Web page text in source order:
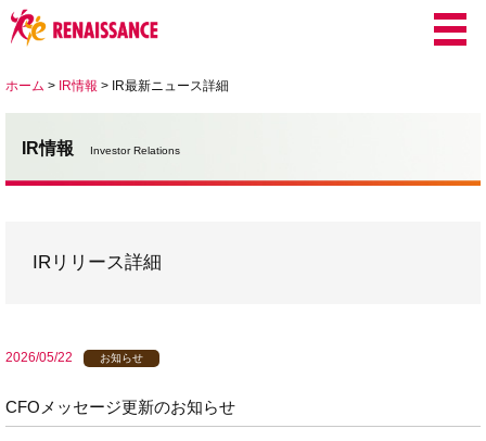
ホーム > IR情報 > IR最新ニュース詳細
IR情報 Investor Relations
IRリリース詳細
2026/05/22 お知らせ
CFOメッセージ更新のお知らせ